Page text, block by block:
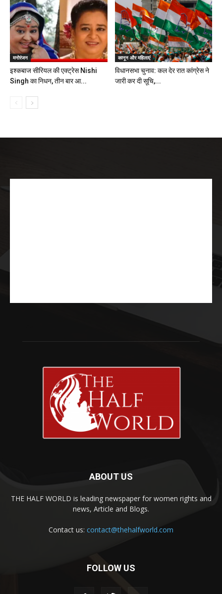
मनोरंजन
इश्कबाज सीरियल की एक्ट्रेस Nishi
Singh का निधन, तीन बार आ...
कानून और महिलाएं
विधानसभा चुनाव: कल देर रात कांग्रेस ने
जारी कर दी सूचि,...
ABOUT US
THE HALF WORLD is leading newspaper for women rights and
news, Article and Blogs.
Contact us: contact@thehalfworld.com
FOLLOW US